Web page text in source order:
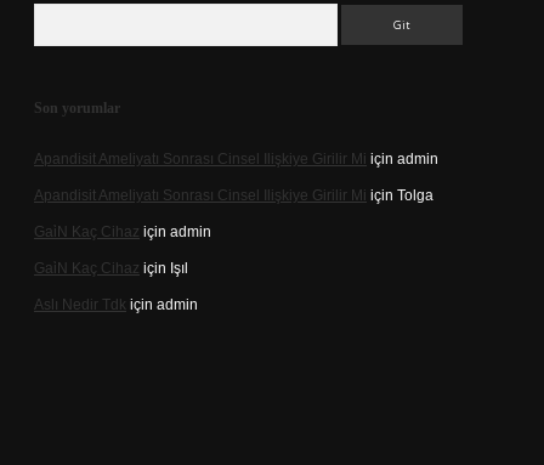
Son yorumlar
Apandisit Ameliyatı Sonrası Cinsel Ilişkiye Girilir Mi için admin
Apandisit Ameliyatı Sonrası Cinsel Ilişkiye Girilir Mi için Tolga
Gai̇N Kaç Cihaz için admin
Gai̇N Kaç Cihaz için Işıl
Aslı Nedir Tdk için admin